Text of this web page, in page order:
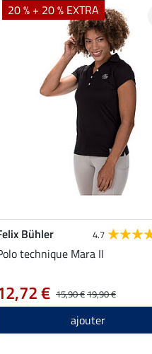
20 % + 20 % EXTRA
Bühler 4.7
technique Mara II
15,90 €19,90 €
€
ajouter